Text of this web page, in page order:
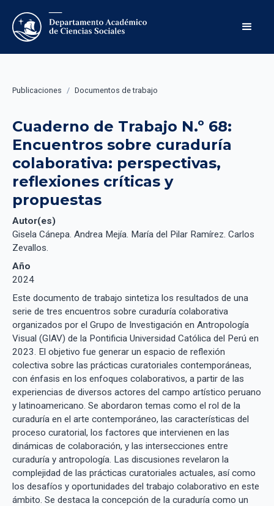
Publicaciones / Documentos de trabajo
Cuaderno de Trabajo N.º 68:
Encuentros sobre curaduría
colaborativa: perspectivas,
reflexiones críticas y
propuestas
Autor(es)
Gisela Cánepa. Andrea Mejía. María del Pilar Ramírez. Carlos
Zevallos.
Año
2024
Este documento de trabajo sintetiza los resultados de una
serie de tres encuentros sobre curaduría colaborativa
organizados por el Grupo de Investigación en Antropología
Visual (GIAV) de la Pontificia Universidad Católica del Perú en
2023. El objetivo fue generar un espacio de reflexión
colectiva sobre las prácticas curatoriales contemporáneas,
con énfasis en los enfoques colaborativos, a partir de las
experiencias de diversos actores del campo artístico peruano
y latinoamericano. Se abordaron temas como el rol de la
curaduría en el arte contemporáneo, las características del
proceso curatorial, los factores que intervienen en las
dinámicas de colaboración, y las intersecciones entre
curaduría y antropología. Las discusiones revelaron la
complejidad de las prácticas curatoriales actuales, así como
los desafíos y oportunidades del trabajo colaborativo en este
ámbito. Se destaca la concepción de la curaduría como un